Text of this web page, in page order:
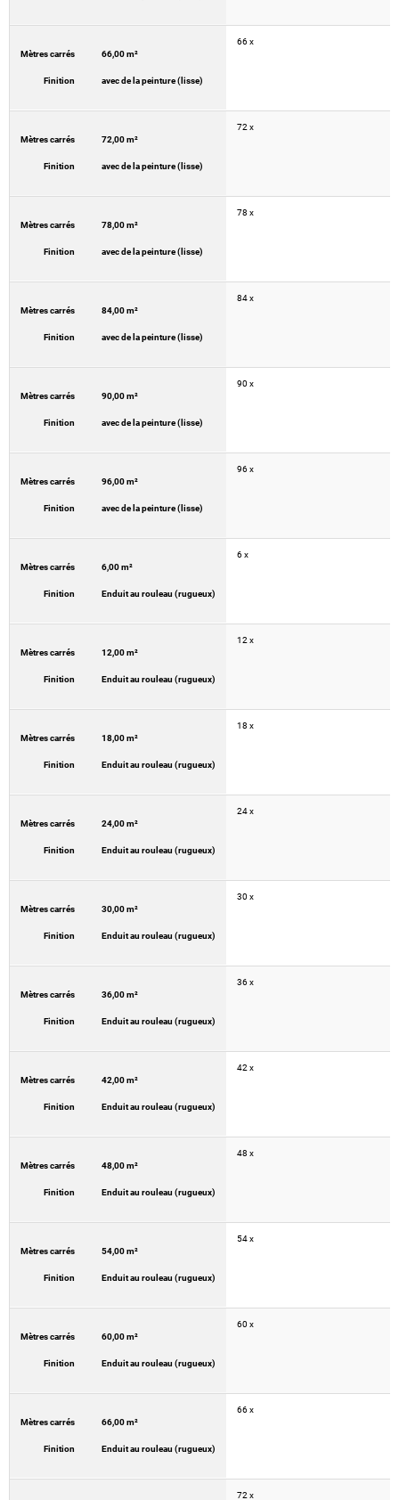
Mètres carrés 66,00 m²
Finition avec de la peinture (lisse)
66 x
Mètres carrés 72,00 m²
Finition avec de la peinture (lisse)
72 x
Mètres carrés 78,00 m²
Finition avec de la peinture (lisse)
78 x
Mètres carrés 84,00 m²
Finition avec de la peinture (lisse)
84 x
Mètres carrés 90,00 m²
Finition avec de la peinture (lisse)
90 x
Mètres carrés 96,00 m²
Finition avec de la peinture (lisse)
96 x
Mètres carrés 6,00 m²
Finition Enduit au rouleau (rugueux)
6 x
Mètres carrés 12,00 m²
Finition Enduit au rouleau (rugueux)
12 x
Mètres carrés 18,00 m²
Finition Enduit au rouleau (rugueux)
18 x
Mètres carrés 24,00 m²
Finition Enduit au rouleau (rugueux)
24 x
Mètres carrés 30,00 m²
Finition Enduit au rouleau (rugueux)
30 x
Mètres carrés 36,00 m²
Finition Enduit au rouleau (rugueux)
36 x
Mètres carrés 42,00 m²
Finition Enduit au rouleau (rugueux)
42 x
Mètres carrés 48,00 m²
Finition Enduit au rouleau (rugueux)
48 x
Mètres carrés 54,00 m²
Finition Enduit au rouleau (rugueux)
54 x
Mètres carrés 60,00 m²
Finition Enduit au rouleau (rugueux)
60 x
Mètres carrés 66,00 m²
Finition Enduit au rouleau (rugueux)
66 x
72 x